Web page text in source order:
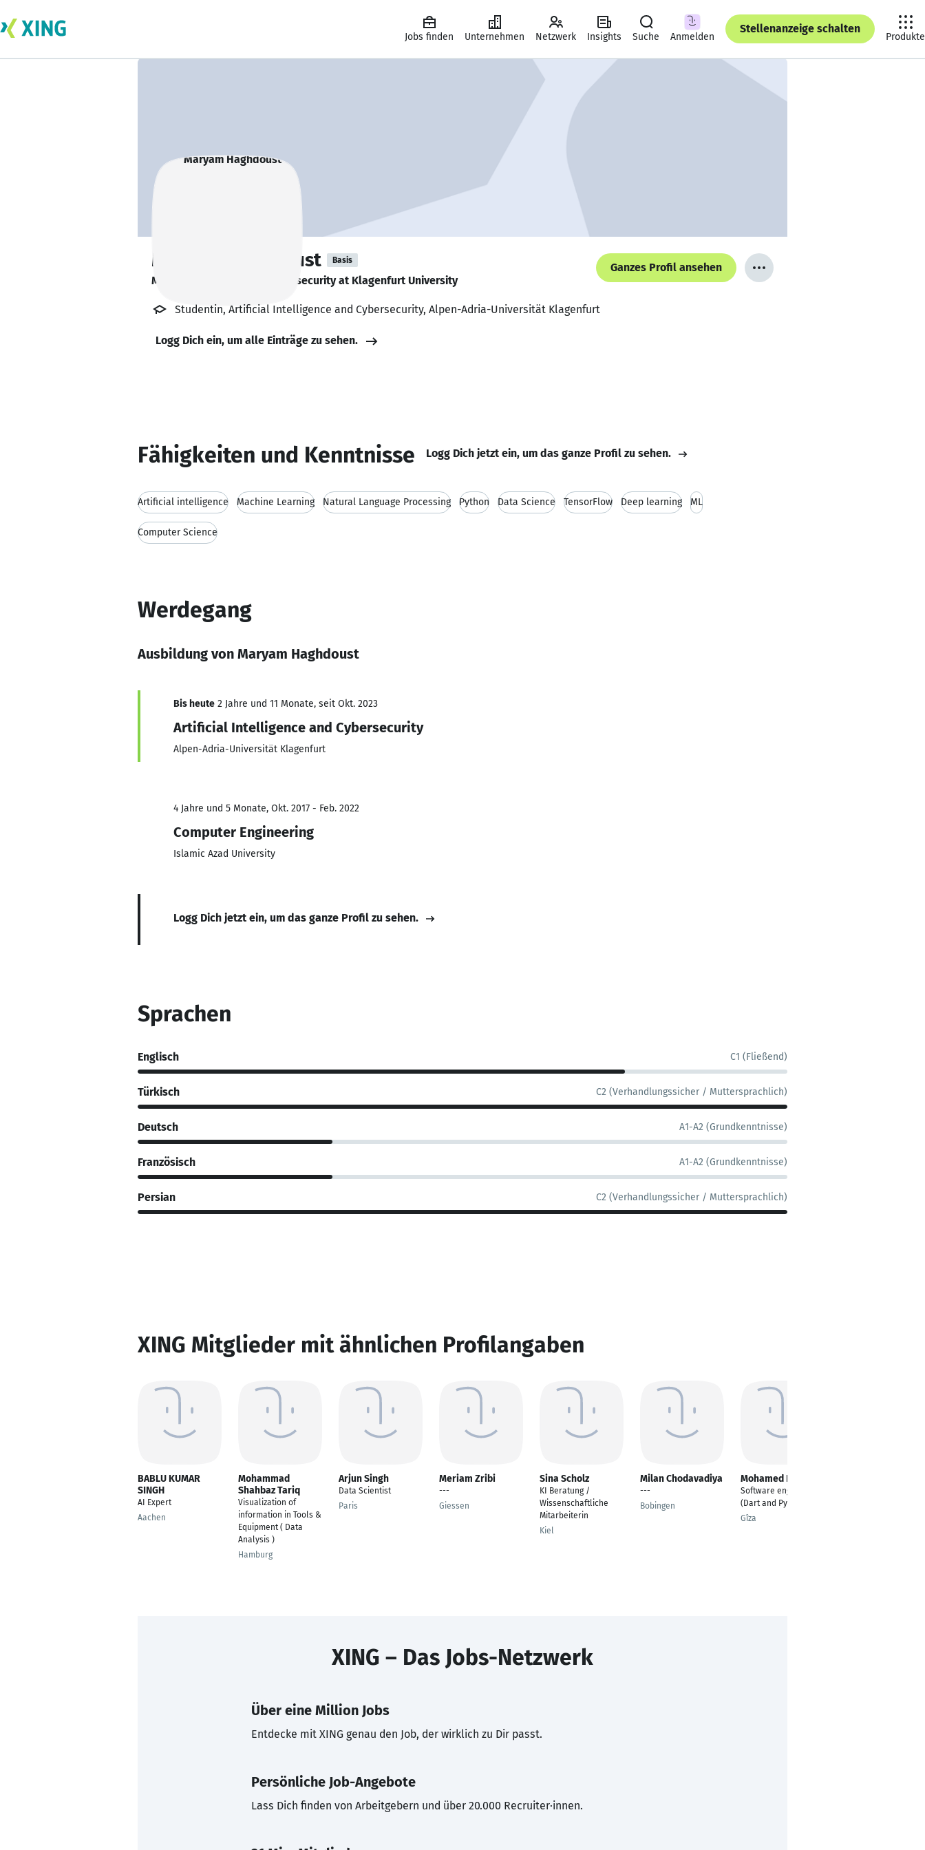
Jobs finden Unternehmen Netzwerk Insights Suche Anmelden
Stellenanzeige schalten
Produkte
Maryam Haghdoust Basis
M.Sc Student of AI and Cybersecurity at Klagenfurt University
Ganzes Profil ansehen
Studentin, Artificial Intelligence and Cybersecurity, Alpen-Adria-Universität Klagenfurt
Logg Dich ein, um alle Einträge zu sehen.
Fähigkeiten und Kenntnisse Logg Dich jetzt ein, um das ganze Profil zu sehen.
Artificial intelligence Machine Learning Natural Language Processing Python Data Science TensorFlow Deep learning ML
Computer Science
Werdegang
Ausbildung von Maryam Haghdoust
Bis heute 2 Jahre und 11 Monate, seit Okt. 2023
Artificial Intelligence and Cybersecurity
Alpen-Adria-Universität Klagenfurt
4 Jahre und 5 Monate, Okt. 2017 - Feb. 2022
Computer Engineering
Islamic Azad University
Logg Dich jetzt ein, um das ganze Profil zu sehen.
Sprachen
Englisch C1 (Fließend)
Türkisch C2 (Verhandlungssicher / Muttersprachlich)
Deutsch A1-A2 (Grundkenntnisse)
Französisch A1-A2 (Grundkenntnisse)
Persian C2 (Verhandlungssicher / Muttersprachlich)
XING Mitglieder mit ähnlichen Profilangaben
BABLU KUMAR
SINGH
AI Expert
Aachen
Mohammad
Shahbaz Tariq
Visualization of
information in Tools &
Equipment ( Data
Analysis )
Hamburg
Arjun Singh
Data Scientist
Paris
Meriam Zribi
---
Giessen
Sina Scholz
KI Beratung /
Wissenschaftliche
Mitarbeiterin
Kiel
Milan Chodavadiya
---
Bobingen
Mohamed Reda
Software engineer
(Dart and Python)
Gîza
XING – Das Jobs-Netzwerk
Über eine Million Jobs
Entdecke mit XING genau den Job, der wirklich zu Dir passt.
Persönliche Job-Angebote
Lass Dich finden von Arbeitgebern und über 20.000 Recruiter·innen.